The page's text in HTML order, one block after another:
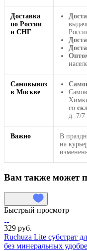
Доставка
по России
и СНГ
Самовывоз
в Москве
со
д. 7/7
Важно
В
на
Вам также может
Быстрый просмотр
329 руб.
Ruchuza Lite субстрат
без минеральных